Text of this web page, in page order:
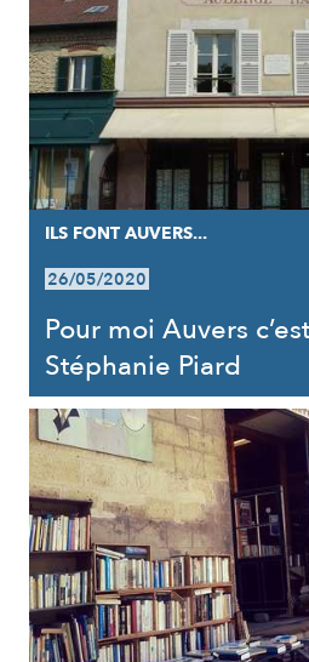
ILS FONT AUVERS...
26/05/2020
Pour moi Auvers
Stéphanie Piard